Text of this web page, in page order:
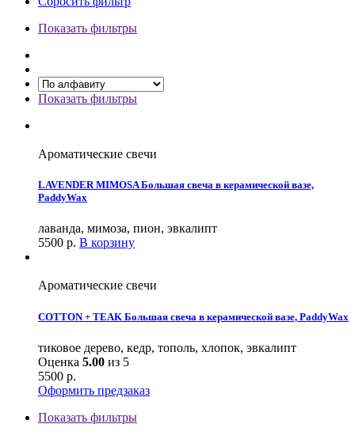
Показать фильтры
Показать фильтры
Ароматические свечи
LAVENDER MIMOSA Большая свеча в керамической вазе,
PaddyWax
лаванда, мимоза, пион, эвкалипт
5500 р. В корзину
Ароматические свечи
COTTON + TEAK Большая свеча в керамической вазе, PaddyWax
тиковое дерево, кедр, тополь, хлопок, эвкалипт
Оценка 5.00 из 5
5500 р.
Оформить предзаказ
Показать фильтры